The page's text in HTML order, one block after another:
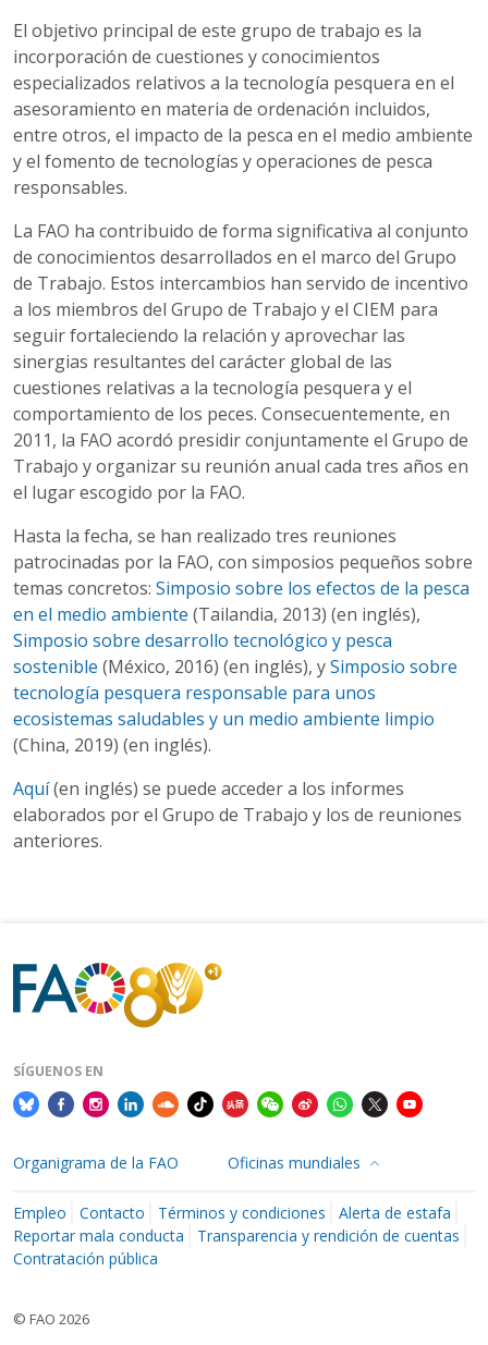
El objetivo principal de este grupo de trabajo es la
incorporación de cuestiones y conocimientos
especializados relativos a la tecnología pesquera en el
asesoramiento en materia de ordenación incluidos,
entre otros, el impacto de la pesca en el medio ambiente
y el fomento de tecnologías y operaciones de pesca
responsables.
La FAO ha contribuido de forma significativa al conjunto
de conocimientos desarrollados en el marco del Grupo
de Trabajo. Estos intercambios han servido de incentivo
a los miembros del Grupo de Trabajo y el CIEM para
seguir fortaleciendo la relación y aprovechar las
sinergias resultantes del carácter global de las
cuestiones relativas a la tecnología pesquera y el
comportamiento de los peces. Consecuentemente, en
2011, la FAO acordó presidir conjuntamente el Grupo de
Trabajo y organizar su reunión anual cada tres años en
el lugar escogido por la FAO.
Hasta la fecha, se han realizado tres reuniones
patrocinadas por la FAO, con simposios pequeños sobre
temas concretos: Simposio sobre los efectos de la pesca
en el medio ambiente (Tailandia, 2013) (en inglés),
Simposio sobre desarrollo tecnológico y pesca
sostenible (México, 2016) (en inglés), ySimposio sobre
tecnología pesquera responsable para unos
ecosistemas saludables y un medio ambiente limpio
(China, 2019) (en inglés).
Aquí(en inglés) se puede acceder a los informes
elaborados por el Grupo de Trabajo y los de reuniones
anteriores.
SÍGUENOS EN
Organigrama de la FAO Oficinas mundiales
Empleo Contacto Términos y condiciones
Alerta de estafa
Reportar mala conducta
Transparencia y rendición de cuentas
Contratación pública
© FAO 2026